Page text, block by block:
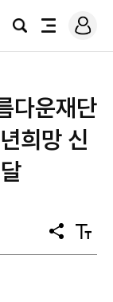
검
전
로
그
다운재단
희망 신
공
유
텍
스